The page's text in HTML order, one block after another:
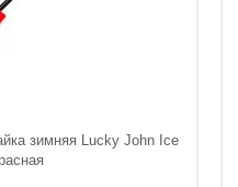
зимняя Lucky John Ice